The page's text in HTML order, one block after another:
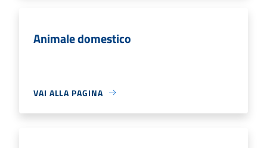
Animale domestico
VAI ALLA PAGINA